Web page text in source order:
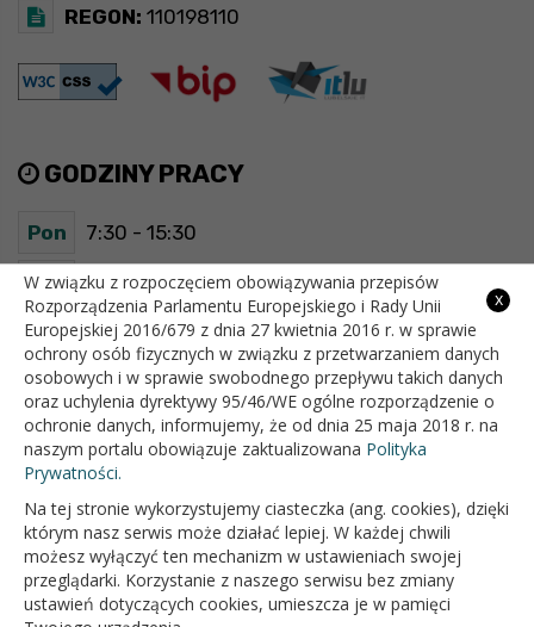
REGON: 110198110
GODZINY PRACY
Pon 7:30 - 15:30
Wt 7:30 - 15:30
Śr 7:30 - 15:30
Czw 7:30 - 15:30
Pt 7:30 - 15:30
OFICJALNY SERWIS INTERNETOWY GMINY BIAŁOPOLE
x
W związku z rozpoczęciem obowiązywania przepisów
Rozporządzenia Parlamentu Europejskiego i Rady Unii
Europejskiej 2016/679 z dnia 27 kwietnia 2016 r. w sprawie
ochrony osób fizycznych w związku z przetwarzaniem danych
osobowych i w sprawie swobodnego przepływu takich danych
oraz uchylenia dyrektywy 95/46/WE ogólne rozporządzenie o
ochronie danych, informujemy, że od dnia 25 maja 2018 r. na
naszym portalu obowiązuje zaktualizowana Polityka
Prywatności.
Na tej stronie wykorzystujemy ciasteczka (ang. cookies), dzięki
którym nasz serwis może działać lepiej. W każdej chwili
możesz wyłączyć ten mechanizm w ustawieniach swojej
przeglądarki. Korzystanie z naszego serwisu bez zmiany
ustawień dotyczących cookies, umieszcza je w pamięci